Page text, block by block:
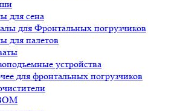
для сена
для Фронтальных погрузчиков
для палетов
устройства
для фронтальных погрузчиков